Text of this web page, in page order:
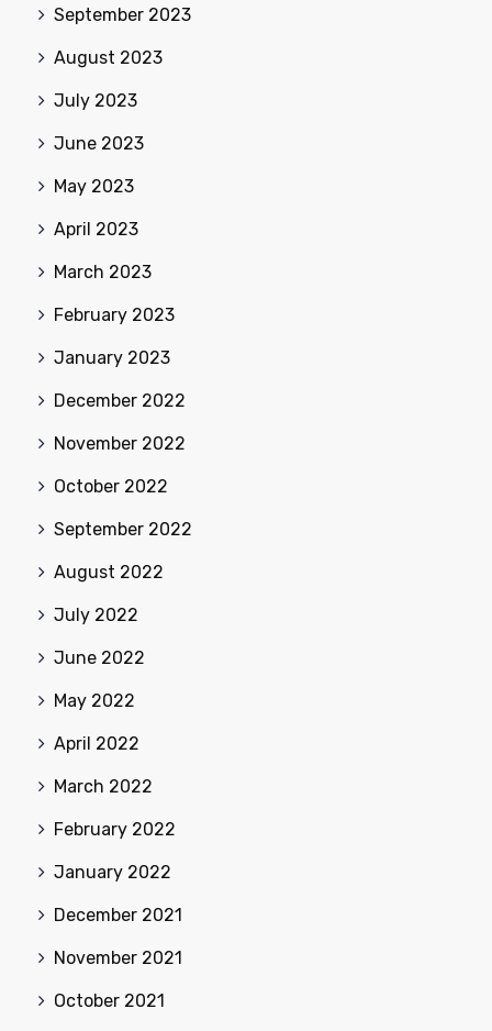
September 2023
August 2023
July 2023
June 2023
May 2023
April 2023
March 2023
February 2023
January 2023
December 2022
November 2022
October 2022
September 2022
August 2022
July 2022
June 2022
May 2022
April 2022
March 2022
February 2022
January 2022
December 2021
November 2021
October 2021